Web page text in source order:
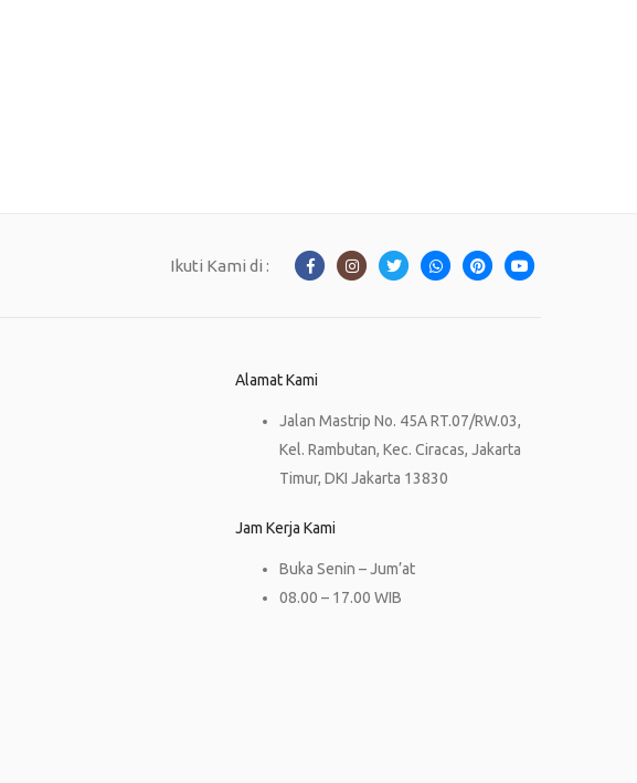
Ikuti Kami di :
Alamat Kami
Jalan Mastrip No. 45A RT.07/RW.03,
Kel. Rambutan, Kec. Ciracas, Jakarta
Timur, DKI Jakarta 13830
Jam Kerja Kami
Buka Senin – Jum’at
08.00 – 17.00 WIB